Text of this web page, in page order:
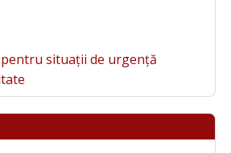
situații de urgență